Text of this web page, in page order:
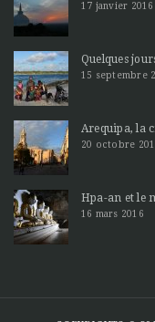
17 janvier 2016
Quelques
15 septembre
Arequipa, la
20 octobre
Hpa-an et le
16 mars 2016